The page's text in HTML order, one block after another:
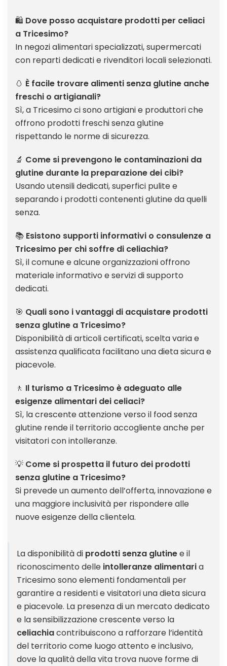
🛍️ Dove posso acquistare prodotti per celiaci
a Tricesimo?
In negozi alimentari specializzati, supermercati
con reparti dedicati e rivenditori locali selezionati.
🥚 È facile trovare alimenti senza glutine anche
freschi o artigianali?
Sì, a Tricesimo ci sono artigiani e produttori che
offrono prodotti freschi senza glutine
rispettando le norme di sicurezza.
🔬 Come si prevengono le contaminazioni da
glutine durante la preparazione dei cibi?
Usando utensili dedicati, superfici pulite e
separando i prodotti contenenti glutine da quelli
senza.
📚 Esistono supporti informativi o consulenze a
Tricesimo per chi soffre di celiachia?
Sì, il comune e alcune organizzazioni offrono
materiale informativo e servizi di supporto
dedicati.
🎯 Quali sono i vantaggi di acquistare prodotti
senza glutine a Tricesimo?
Disponibilità di articoli certificati, scelta varia e
assistenza qualificata facilitano una dieta sicura e
piacevole.
🚶 Il turismo a Tricesimo è adeguato alle
esigenze alimentari dei celiaci?
Sì, la crescente attenzione verso il food senza
glutine rende il territorio accogliente anche per
visitatori con intolleranze.
💡 Come si prospetta il futuro dei prodotti
senza glutine a Tricesimo?
Si prevede un aumento dell’offerta, innovazione e
una maggiore inclusività per rispondere alle
nuove esigenze della clientela.
La disponibilità di prodotti senza glutinee il
riconoscimento delle intolleranze alimentaria
Tricesimo sono elementi fondamentali per
garantire a residenti e visitatori una dieta sicura
e piacevole. La presenza di un mercato dedicato
e la sensibilizzazione crescente verso la
celiachiacontribuiscono a rafforzare l’identità
del territorio come luogo attento e inclusivo,
dove la qualità della vita trova nuove forme di